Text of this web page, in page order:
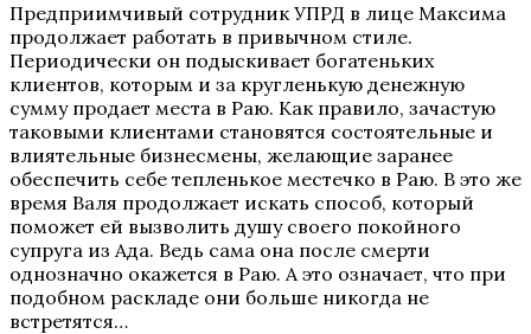
Предприимчивый сотрудник УПРД в лице Максима
продолжает работать в привычном стиле.
Периодически он подыскивает богатеньких
клиентов, которым и за кругленькую денежную
сумму продает места в Раю. Как правило, зачастую
таковыми клиентами становятся состоятельные и
влиятельные бизнесмены, желающие заранее
обеспечить себе тепленькое местечко в Раю. В это же
время Валя продолжает искать способ, который
поможет ей вызволить душу своего покойного
супруга из Ада. Ведь сама она после смерти
однозначно окажется в Раю. А это означает, что при
подобном раскладе они больше никогда не
встретятся…